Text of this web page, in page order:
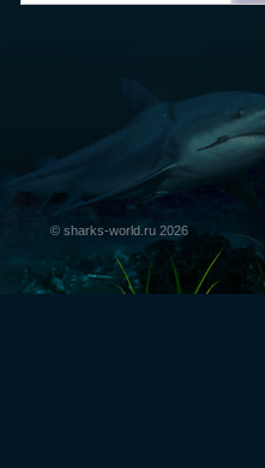
© sharks-world.ru 2026